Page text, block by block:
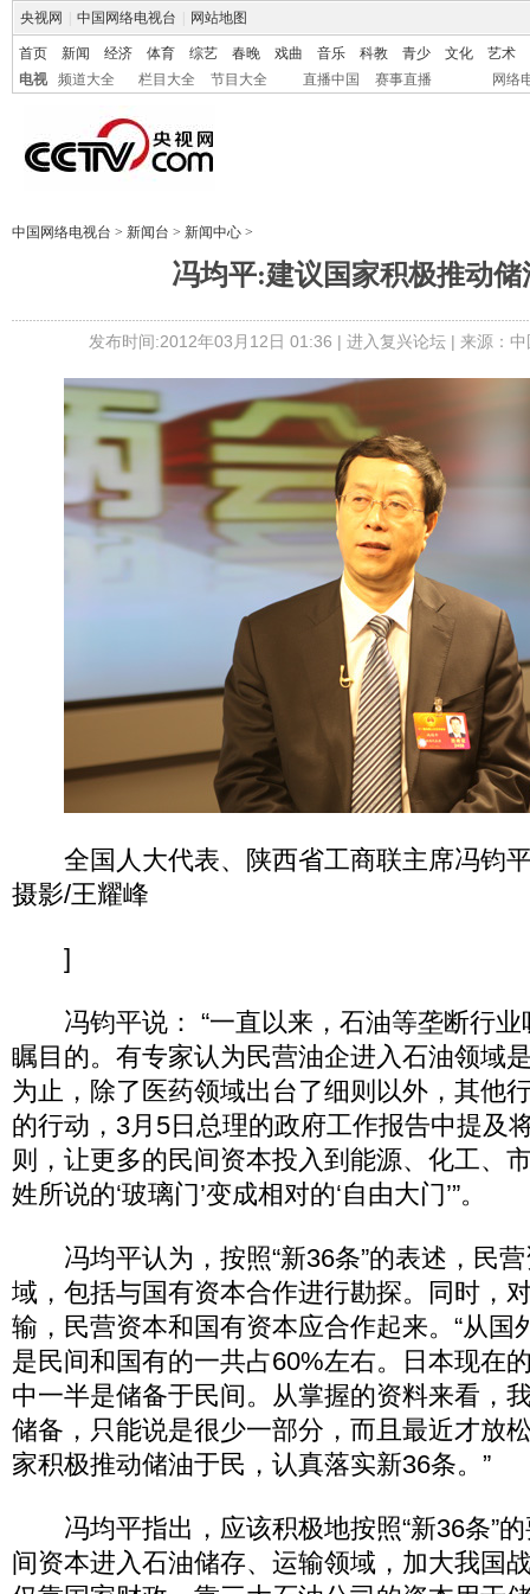
央视网 中国网络电视台 网站地图
首页 新闻 经济 体育 综艺 春晚 戏曲 音乐 科教 青少 文化
艺术
电视
频道大全 栏目大全 节目大全 直播中国 赛事直播 网络
中国网络电视台 > 新闻台 > 新闻中心 >
冯均平:建议国家积极推动储
发布时间:2012年03月12日 01:36 | 进入复兴论坛| 来源：
全国人大代表、陕西省工商联主席冯钧平
摄影/王耀峰
]
冯钧平说： “一直以来，石油等垄断行业
瞩目的。有专家认为民营油企进入石油领域
为止，除了医药领域出台了细则以外，其他
的行动，3月5日总理的政府工作报告中提及
则，让更多的民间资本投入到能源、化工、
姓所说的‘玻璃门’变成相对的‘自由大门’”。
冯均平认为，按照“新36条”的表述，民营
域，包括与国有资本合作进行勘探。同时，
输，民营资本和国有资本应合作起来。“从国
是民间和国有的一共占60%左右。日本现在
中一半是储备于民间。从掌握的资料来看，
储备，只能说是很少一部分，而且最近才放
家积极推动储油于民，认真落实新36条。”
冯均平指出，应该积极地按照“新36条”的
间资本进入石油储存、运输领域，加大我国